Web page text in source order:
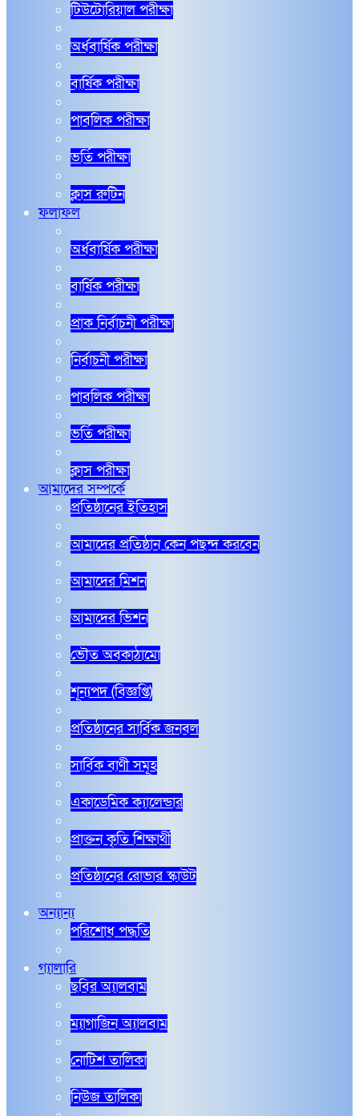
টিউটোরিয়াল পরীক্ষা
অর্ধবার্ষিক পরীক্ষা
বার্ষিক পরীক্ষা
পাবলিক পরীক্ষা
ভর্তি পরীক্ষা
ক্লাস রুটিন
ফলাফল
অর্ধবার্ষিক পরীক্ষা
বার্ষিক পরীক্ষা
প্রাক নির্বাচনী পরীক্ষা
নির্বাচনী পরীক্ষা
পাবলিক পরীক্ষা
ভর্তি পরীক্ষা
ক্লাস পরীক্ষা
আমাদের সম্পর্কে
প্রতিষ্ঠানের ইতিহাস
আমাদের প্রতিষ্ঠান কেন পছন্দ করবেন
আমাদের মিশন
আমাদের ভিশন
ভৌত অবকাঠামো
শূন্যপদ (বিজ্ঞপ্তি)
প্রতিষ্ঠানের সার্বিক জনবল
সার্বিক বাণী সমূহ
একাডেমিক ক্যালেন্ডার
প্রাক্তন কৃতি শিক্ষার্থী
প্রতিষ্ঠানের রোভার স্কাউট
অন্যান্য
পরিশোধ পদ্ধতি
গ্যালারি
ছবির অ্যালবাম
ম্যাগাজিন অ্যালবাম
নোটিশ তালিকা
নিউজ তালিকা